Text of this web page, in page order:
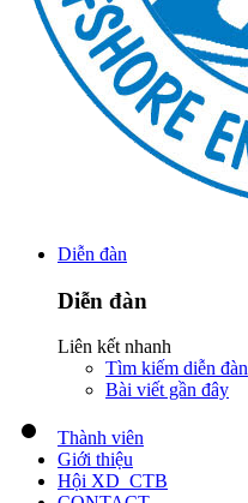
Diễn đàn
Diễn đàn
Liên kết nhanh
Tìm kiếm diễn đàn
Bài viết gần đây
Thành viên
Giới thiệu
Hội XD_CTB